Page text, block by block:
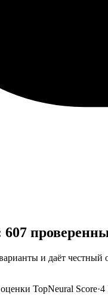
и даёт честный
TopNeural Score·4